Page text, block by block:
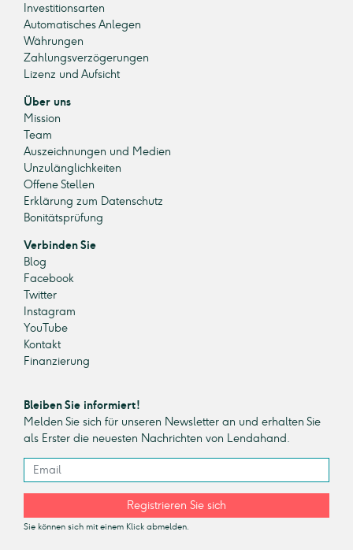
Investitionsarten
Automatisches Anlegen
Währungen
Zahlungsverzögerungen
Lizenz und Aufsicht
Über uns
Mission
Team
Auszeichnungen und Medien
Unzulänglichkeiten
Offene Stellen
Erklärung zum Datenschutz
Bonitätsprüfung
Verbinden Sie
Blog
Facebook
Twitter
Instagram
YouTube
Kontakt
Finanzierung
Bleiben Sie informiert!
Melden Sie sich für unseren Newsletter an und erhalten Sie
als Erster die neuesten Nachrichten von Lendahand.
Registrieren Sie sich
Sie können sich mit einem Klick abmelden.